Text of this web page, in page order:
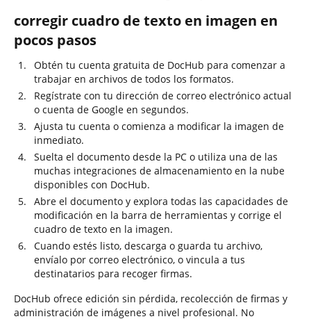
corregir cuadro de texto en imagen en
pocos pasos
Obtén tu cuenta gratuita de DocHub para comenzar a
trabajar en archivos de todos los formatos.
Regístrate con tu dirección de correo electrónico actual
o cuenta de Google en segundos.
Ajusta tu cuenta o comienza a modificar la imagen de
inmediato.
Suelta el documento desde la PC o utiliza una de las
muchas integraciones de almacenamiento en la nube
disponibles con DocHub.
Abre el documento y explora todas las capacidades de
modificación en la barra de herramientas y corrige el
cuadro de texto en la imagen.
Cuando estés listo, descarga o guarda tu archivo,
envíalo por correo electrónico, o vincula a tus
destinatarios para recoger firmas.
DocHub ofrece edición sin pérdida, recolección de firmas y
administración de imágenes a nivel profesional. No